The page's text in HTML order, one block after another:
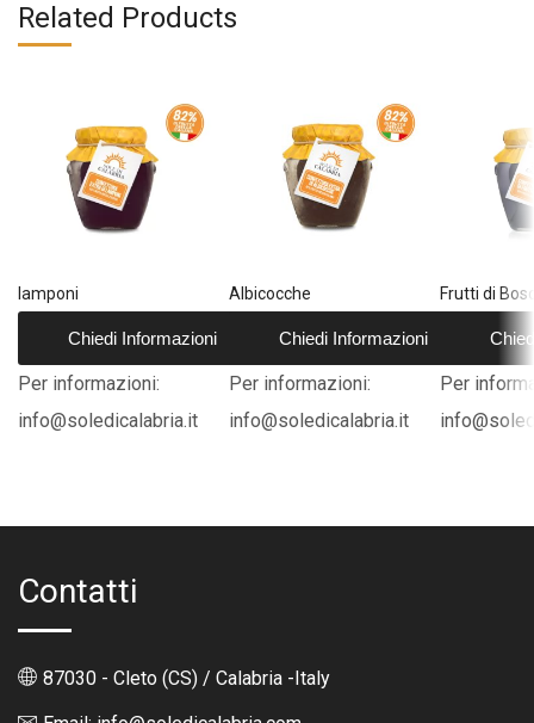
Related Products
lamponi
Chiedi Informazioni
Per informazioni:
info@soledicalabria.it
Albicocche
Chiedi Informazioni
Per informazioni:
info@soledicalabria.it
Frutti di
Per
Contatti
87030 - Cleto (CS) / Calabria -Italy